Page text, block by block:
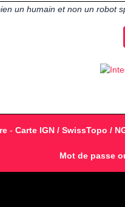
un humain et non un robot
- Carte IGN / SwissTopo /
Mot de passe